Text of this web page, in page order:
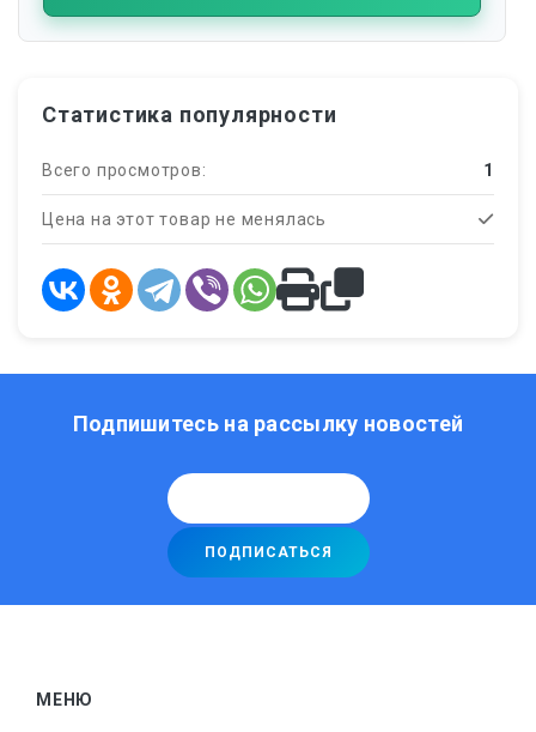
Статистика популярности
Всего просмотров: 1
Цена на этот товар не менялась
Подпишитесь на рассылку новостей
МЕНЮ